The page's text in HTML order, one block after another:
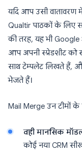
यदि आप उसी वातावरण
Qualtir पाठकों के लिए
की तरह, यह भी
आप अपनी स्प्रेडशीट
साथ टेम्पलेट लिखते हैं,
भेजते हैं।
Mail Merge उन टीमों
वही मानसिक
कोई नया CRM